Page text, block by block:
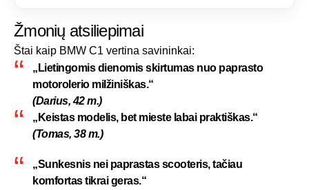
Žmonių atsiliepimai
Štai kaip BMW C1 vertina savininkai:
„Lietingomis dienomis skirtumas nuo paprasto
motorolerio milžiniškas.“
(Darius, 42 m.)
„Keistas modelis, bet mieste labai praktiškas.“
(Tomas, 38 m.)
„Sunkesnis nei paprastas scooteris, tačiau
komfortas tikrai geras.“